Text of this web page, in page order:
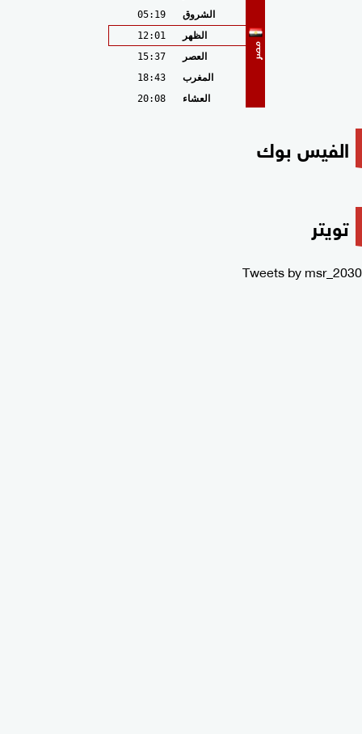
مصر
الشروق
05:19
الظهر
12:01
العصر
15:37
المغرب
18:43
العشاء
20:08
الفيس بوك
تويتر
Tweets by msr_2030